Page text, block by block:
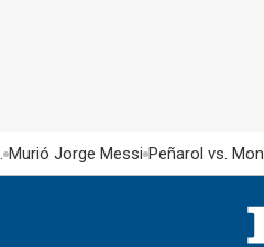
Murió Jorge Messi Peñarol vs.